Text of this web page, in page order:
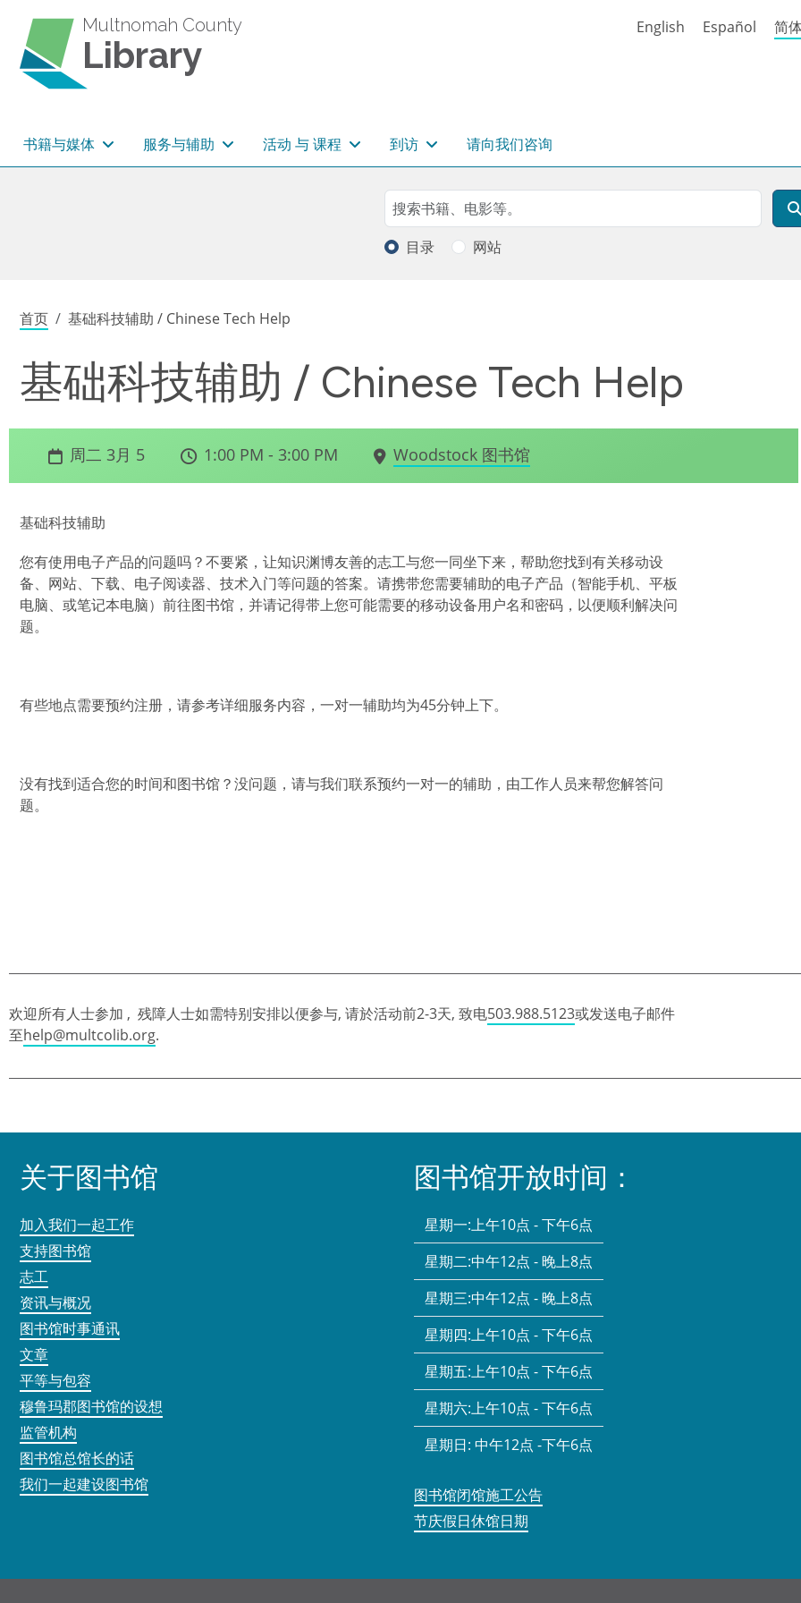
Multnomah County
Library
English Español 简
主导航
书籍与媒体 服务与辅助 活动 与 课程 到访 请向我们咨询
Search
搜索
目录 网站
面包屑
首页 基础科技辅助 / Chinese Tech Help
基础科技辅助 / Chinese Tech Help
周二 3月 5 1:00 PM - 3:00 PM Woodstock 图书馆
基础科技辅助
您有使用电子产品的问题吗？不要紧，让知识渊博友善的志工与您一同坐下来，帮助您找到有关移动设
备、网站、下载、电子阅读器、技术入门等问题的答案。请携带您需要辅助的电子产品（智能手机、平板
电脑、或笔记本电脑）前往图书馆，并请记得带上您可能需要的移动设备用户名和密码，以便顺利解决问
题。
有些地点需要预约注册，请参考详细服务内容，一对一辅助均为45分钟上下。
没有找到适合您的时间和图书馆？没问题，请与我们联系预约一对一的辅助，由工作人员来帮您解答问
题。
欢迎所有人士参加 , 残障人士如需特别安排以便参与, 请於活动前2-3天, 致电503.988.5123或发送电子邮件
至help@multcolib.org.
关于图书馆
加入我们一起工作
支持图书馆
志工
资讯与概况
图书馆时事通讯
文章
平等与包容
穆鲁玛郡图书馆的设想
监管机构
图书馆总馆长的话
我们一起建设图书馆
图书馆开放时间：
星期一:上午10点 - 下午6点
星期二:中午12点 - 晚上8点
星期三:中午12点 - 晚上8点
星期四:上午10点 - 下午6点
星期五:上午10点 - 下午6点
星期六:上午10点 - 下午6点
星期日: 中午12点 -下午6点
图书馆闭馆施工公告
节庆假日休馆日期